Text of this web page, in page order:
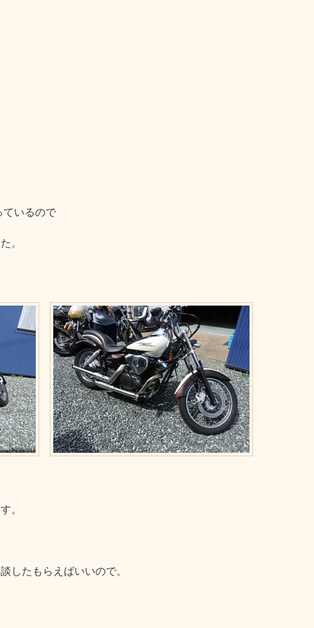
いるので
。
。
したもらえばいいので。